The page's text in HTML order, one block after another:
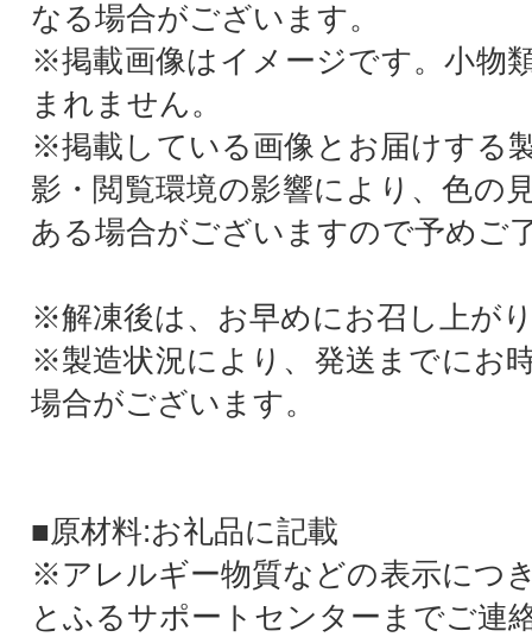
なる場合がございます。
※掲載画像はイメージです。小物
まれません。
※掲載している画像とお届けする
影・閲覧環境の影響により、色の
ある場合がございますので予めご
※解凍後は、お早めにお召し上が
※製造状況により、発送までにお
場合がございます。
■原材料:お礼品に記載
※アレルギー物質などの表示につ
とふるサポートセンターまでご連